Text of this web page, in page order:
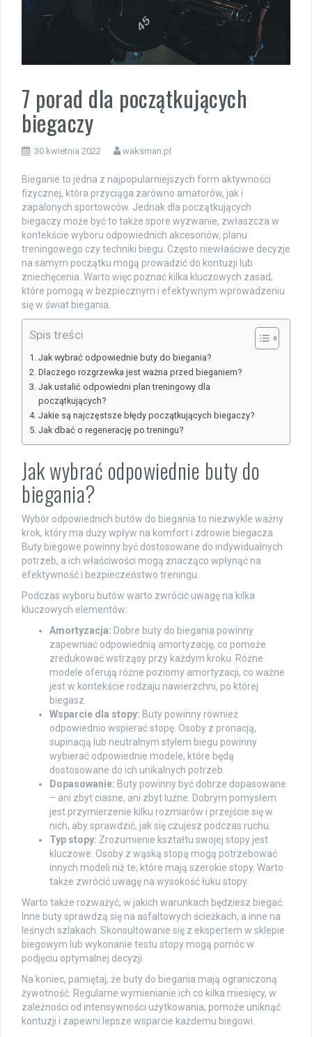
7 porad dla początkujących
biegaczy
30 kwietnia 2022 waksman.pl
Bieganie to jedna z najpopularniejszych form aktywności
fizycznej, która przyciąga zarówno amatorów, jak i
zapalonych sportowców. Jednak dla początkujących
biegaczy może być to także spore wyzwanie, zwłaszcza w
kontekście wyboru odpowiednich akcesoriów, planu
treningowego czy techniki biegu. Często niewłaściwe decyzje
na samym początku mogą prowadzić do kontuzji lub
zniechęcenia. Warto więc poznać kilka kluczowych zasad,
które pomogą w bezpiecznym i efektywnym wprowadzeniu
się w świat biegania.
Spis treści
Jak wybrać odpowiednie buty do biegania?
Dlaczego rozgrzewka jest ważna przed bieganiem?
Jak ustalić odpowiedni plan treningowy dla
początkujących?
Jakie są najczęstsze błędy początkujących biegaczy?
Jak dbać o regenerację po treningu?
Jak wybrać odpowiednie buty do
biegania?
Wybór odpowiednich butów do biegania to niezwykle ważny
krok, który ma duży wpływ na komfort i zdrowie biegacza.
Buty biegowe powinny być dostosowane do indywidualnych
potrzeb, a ich właściwości mogą znacząco wpłynąć na
efektywność i bezpieczeństwo treningu.
Podczas wyboru butów warto zwrócić uwagę na kilka
kluczowych elementów:
Amortyzacja: Dobre buty do biegania powinny
zapewniać odpowiednią amortyzację, co pomoże
zredukować wstrząsy przy każdym kroku. Różne
modele oferują różne poziomy amortyzacji, co ważne
jest w kontekście rodzaju nawierzchni, po której
biegasz.
Wsparcie dla stopy: Buty powinny również
odpowiednio wspierać stopę. Osoby z pronacją,
supinacją lub neutralnym stylem biegu powinny
wybierać odpowiednie modele, które będą
dostosowane do ich unikalnych potrzeb.
Dopasowanie: Buty powinny być dobrze dopasowane
– ani zbyt ciasne, ani zbyt luźne. Dobrym pomysłem
jest przymierzenie kilku rozmiarów i przejście się w
nich, aby sprawdzić, jak się czujesz podczas ruchu.
Typ stopy: Zrozumienie kształtu swojej stopy jest
kluczowe. Osoby z wąską stopą mogą potrzebować
innych modeli niż te, które mają szerokie stopy. Warto
także zwrócić uwagę na wysokość łuku stopy.
Warto także rozważyć, w jakich warunkach będziesz biegać.
Inne buty sprawdzą się na asfaltowych ścieżkach, a inne na
leśnych szlakach. Skonsultowanie się z ekspertem w sklepie
biegowym lub wykonanie testu stopy mogą pomóc w
podjęciu optymalnej decyzji.
Na koniec, pamiętaj, że buty do biegania mają ograniczoną
żywotność. Regularne wymienianie ich co kilka miesięcy, w
zależności od intensywności użytkowania, pomoże uniknąć
kontuzji i zapewni lepsze wsparcie każdemu biegowi.